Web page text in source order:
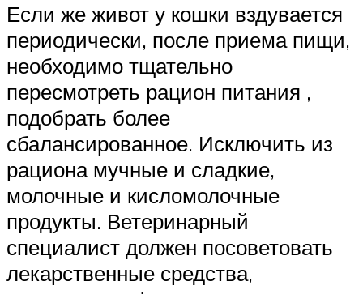
Если же живот у кошки вздувается
периодически, после приема пищи,
необходимо тщательно
пересмотреть рацион питания ,
подобрать более
сбалансированное. Исключить из
рациона мучные и сладкие,
молочные и кисломолочные
продукты. Ветеринарный
специалист должен посоветовать
лекарственные средства,